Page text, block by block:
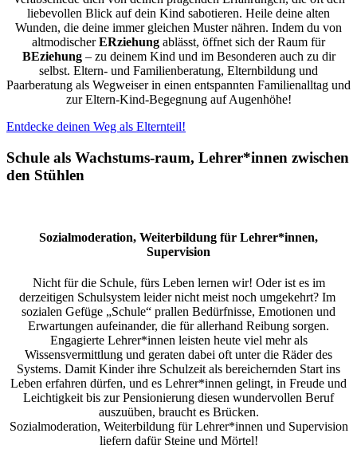
liebevollen Blick auf dein Kind sabotieren. Heile deine alten
Wunden, die deine immer gleichen Muster nähren. Indem du von
altmodischerERziehung ablässt, öffnet sich der Raum für
BEziehung– zu deinem Kind und im Besonderen auch zu dir
selbst. Eltern- und Familienberatung, Elternbildung und
Paarberatung als Wegweiser in einen entspannten Familienalltag und
zur Eltern-Kind-Begegnung auf Augenhöhe!
Entdecke deinen Weg als Elternteil!
Schule als Wachstums-raum, Lehrer*innen zwischen
den Stühlen
Sozialmoderation, Weiterbildung für Lehrer*innen,
Supervision
Nicht für die Schule, fürs Leben lernen wir! Oder ist es im
derzeitigen Schulsystem leider nicht meist noch umgekehrt? Im
sozialen Gefüge „Schule“ prallen Bedürfnisse, Emotionen und
Erwartungen aufeinander, die für allerhand Reibung sorgen.
Engagierte Lehrer*innen leisten heute viel mehr als
Wissensvermittlung und geraten dabei oft unter die Räder des
Systems. Damit Kinder ihre Schulzeit als bereichernden Start ins
Leben erfahren dürfen, und es Lehrer*innen gelingt, in Freude und
Leichtigkeit bis zur Pensionierung diesen wundervollen Beruf
auszuüben, braucht es Brücken.
Sozialmoderation, Weiterbildung für Lehrer*innen und Supervision
liefern dafür Steine und Mörtel!